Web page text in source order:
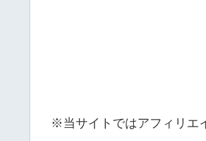
※当サイトではアフィリエ